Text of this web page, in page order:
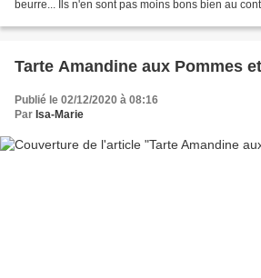
beurre... Ils n'en sont pas moins bons bien au
Tarte Amandine aux Pommes
Publié le 02/12/2020 à 08:16
Par Isa-Marie